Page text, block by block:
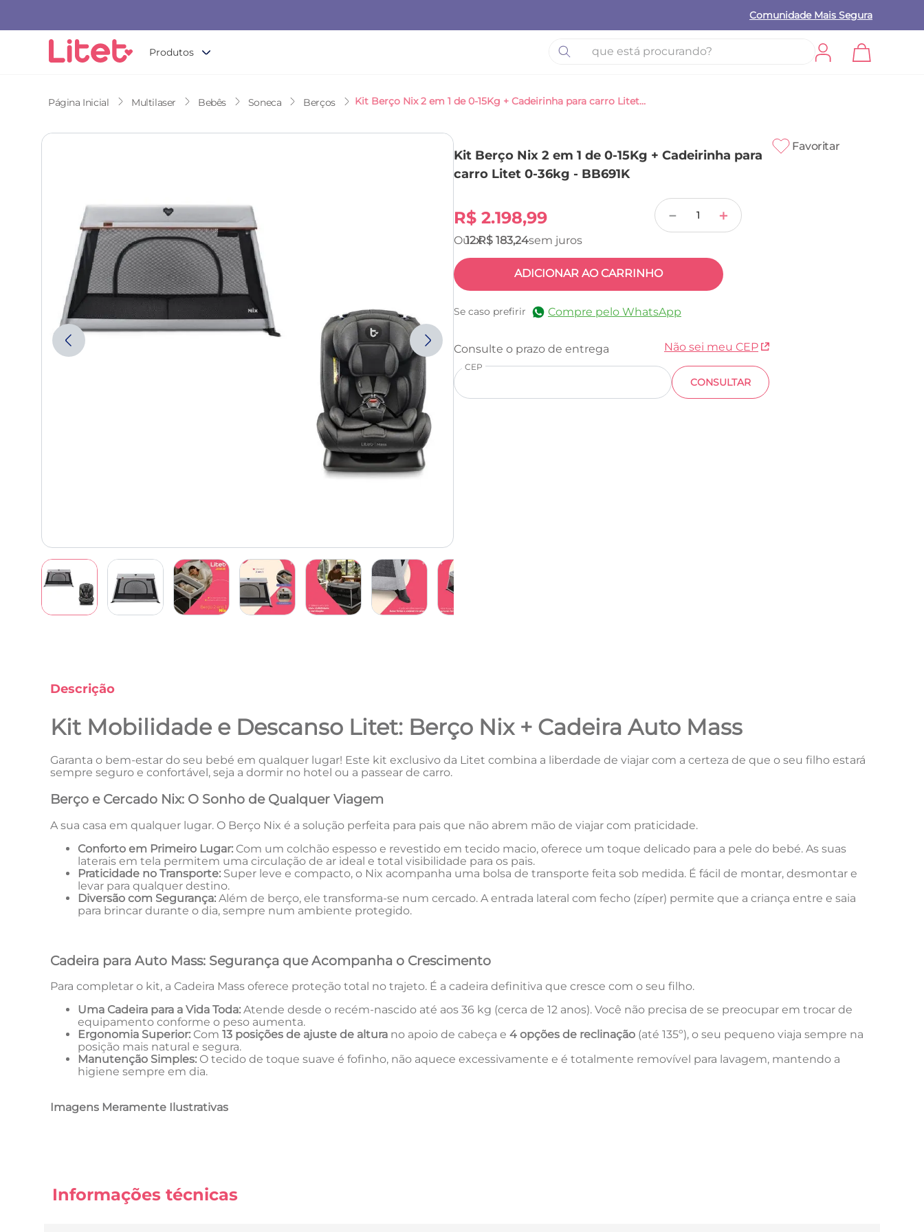
Comunidade Mais Segura
Produtos
O que está procurando?
Multilaser Bebês Soneca Berços Kit Berço Nix 2 em 1 de 0-15Kg + Cadeirinha para carro Litet 0-36kg - BB691K
Kit Berço Nix 2 em 1 de 0-15Kg + Cadeirinha para
carro Litet 0-36kg - BB691K
R$ 2.198,99 ＋
－
12R$ 183,24
ADICIONAR AO CARRINHO
Se caso prefirir Compre pelo WhatsApp
CEP
Não sei meu CEP
Favoritar
Descrição
Kit Mobilidade e Descanso Litet: Berço Nix + Cadeira Auto Mass
Garanta o bem-estar do seu bebé em qualquer lugar! Este kit exclusivo da Litet combina a liberdade de viajar com a certeza de que o seu filho estará
sempre seguro e confortável, seja a dormir no hotel ou a passear de carro.
Berço e Cercado Nix: O Sonho de Qualquer Viagem
A sua casa em qualquer lugar. O Berço Nix é a solução perfeita para pais que não abrem mão de viajar com praticidade.
Conforto em Primeiro Lugar:Com um colchão espesso e revestido em tecido macio, oferece um toque delicado para a pele do bebé. As suas
laterais em tela permitem uma circulação de ar ideal e total visibilidade para os pais.
Praticidade no Transporte:Super leve e compacto, o Nix acompanha uma bolsa de transporte feita sob medida. É fácil de montar, desmontar e
levar para qualquer destino.
Diversão com Segurança:Além de berço, ele transforma-se num cercado. A entrada lateral com fecho (zíper) permite que a criança entre e saia
para brincar durante o dia, sempre num ambiente protegido.
Cadeira para Auto Mass: Segurança que Acompanha o Crescimento
Para completar o kit, a Cadeira Mass oferece proteção total no trajeto. É a cadeira definitiva que cresce com o seu filho.
Uma Cadeira para a Vida Toda:Atende desde o recém-nascido até aos 36 kg (cerca de 12 anos). Você não precisa de se preocupar em trocar de
equipamento conforme o peso aumenta.
Ergonomia Superior:Com 13 posições de ajuste de alturano apoio de cabeça e 4 opções de reclinação(até 135º), o seu pequeno viaja sempre na
posição mais natural e segura.
Manutenção Simples:O tecido de toque suave é fofinho, não aquece excessivamente e é totalmente removível para lavagem, mantendo a
higiene sempre em dia.
Imagens Meramente Ilustrativas
Informações técnicas